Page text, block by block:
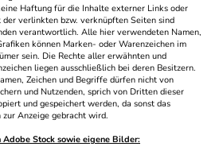
Haftung für die Inhalte externer Links oder
der verlinkten bzw. verknüpften Seiten sind
verantwortlich. Alle hier verwendeten Namen,
können Marken- oder Warenzeichen im
sein. Die Rechte aller erwähnten und
liegen ausschließlich bei deren Besitzern.
Zeichen und Begriffe dürfen nicht von
und Nutzenden, sprich von Dritten dieser
und gespeichert werden, da sonst das
Anzeige gebracht wird.
Stock sowie eigene Bilder: